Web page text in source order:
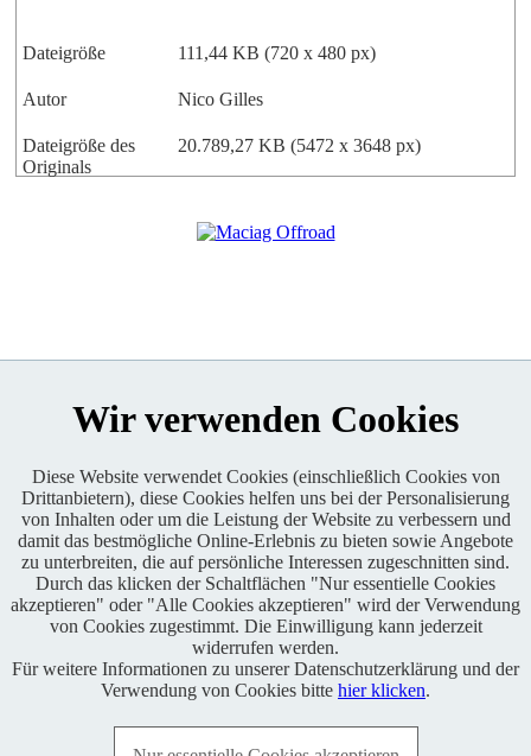
Dateigröße 111,44 KB (720 x 480 px)
Autor Nico Gilles
Dateigröße des
Originals
20.789,27 KB (5472 x 3648 px)
Enduro One Series Partner
Copyright © 2021 BABOONS GmbH. Alle Rechte vorbehalten.
Keine Haftung und kein Anspruch auf Vollständigkeit sowie
Richtigkeit von Inhalten, Berichten und Kommentaren.
Wir verwenden Cookies
Diese Website verwendet Cookies (einschließlich Cookies von
Drittanbietern), diese Cookies helfen uns bei der Personalisierung
von Inhalten oder um die Leistung der Website zu verbessern und
damit das bestmögliche Online-Erlebnis zu bieten sowie Angebote
zu unterbreiten, die auf persönliche Interessen zugeschnitten sind.
Durch das klicken der Schaltflächen "Nur essentielle Cookies
akzeptieren" oder "Alle Cookies akzeptieren" wird der Verwendung
von Cookies zugestimmt. Die Einwilligung kann jederzeit
widerrufen werden.
Für weitere Informationen zu unserer Datenschutzerklärung und der
Verwendung von Cookies bitte hier klicken.